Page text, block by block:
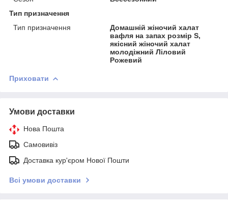
Тип призначення
Тип призначення
Домашній жіночий халат
вафля на запах розмір S,
якісний жіночий халат
молодіжний Ліловий
Рожевий
Приховати
Умови доставки
Нова Пошта
Самовивіз
Доставка кур'єром Нової Пошти
Всі умови доставки